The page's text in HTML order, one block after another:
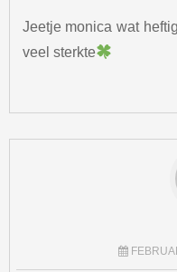
Jeetje monica wat
veel sterkte